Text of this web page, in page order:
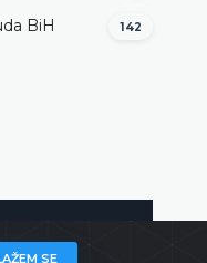
SE
BiH 142